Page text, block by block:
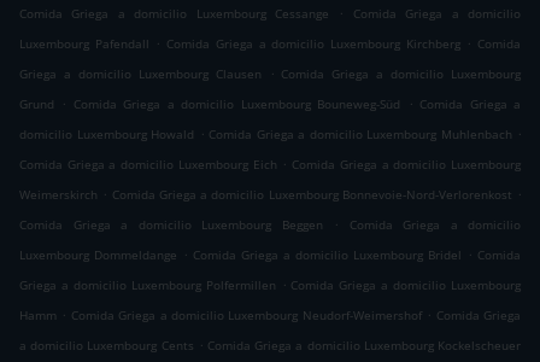
Comida Griega a domicilio Luxembourg Cessange
.
Comida Griega a domicilio
Luxembourg Pafendall . Comida Griega a domicilio Luxembourg Kirchberg . Comida
Griega a domicilio Luxembourg Clausen
. Comida Griega a domicilio Luxembourg
Grund
. Comida Griega a domicilio Luxembourg Bouneweg-Süd . Comida Griega a
domicilio Luxembourg Howald . Comida Griega a domicilio Luxembourg Muhlenbach .
Comida Griega a domicilio Luxembourg Eich . Comida Griega a domicilio Luxembourg
Weimerskirch . Comida Griega a domicilio Luxembourg Bonnevoie-Nord-Verlorenkost .
Comida Griega a domicilio Luxembourg Beggen
.
Comida Griega a domicilio
Luxembourg Dommeldange . Comida Griega a domicilio Luxembourg Bridel . Comida
Griega a domicilio Luxembourg Polfermillen . Comida Griega a domicilio Luxembourg
Hamm . Comida Griega a domicilio Luxembourg Neudorf-Weimershof . Comida Griega
a domicilio Luxembourg Cents . Comida Griega a domicilio Luxembourg Kockelscheuer